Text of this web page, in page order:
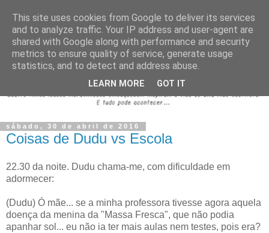
sábado, 30 de abril de 2016
Coisas de Dudu vs Escola
22.30 da noite. Dudu chama-me, com dificuldade em
adormecer:
(Dudu) Ó mãe... se a minha professora tivesse agora aquela
doença da menina da "Massa Fresca", que não podia
apanhar sol... eu não ia ter mais aulas nem testes, pois era?
This site uses cookies from Google to deliver its services
and to analyze traffic. Your IP address and user-agent are
shared with Google along with performance and security
metrics to ensure quality of service, generate usage
statistics, and to detect and address abuse.
LEARN MORE GOT IT